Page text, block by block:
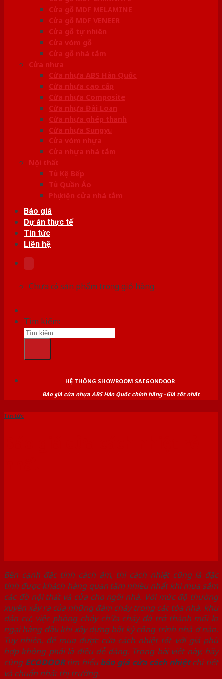
Cửa gỗ MDF MELAMINE
Cửa gỗ MDF VENEER
Cửa gỗ tự nhiên
Cửa vòm gỗ
Cửa gỗ nhà tắm
Cửa nhựa
Cửa nhựa ABS Hàn Quốc
Cửa nhựa cao cấp
Cửa nhựa Composite
Cửa nhựa Đài Loan
Cửa nhựa ghép thanh
Cửa nhựa Sungyu
Cửa vòm nhựa
Cửa nhựa nhà tắm
Nội thất
Tủ Kệ Bếp
Tủ Quần Áo
Phụ kiện cửa nhà tắm
Báo giá
Dự án thực tế
Tin tức
Liên hệ
Chưa có sản phẩm trong giỏ hàng.
Tìm kiếm:
HỆ THỐNG SHOWROOM SAIGONDOOR
Báo giá cửa nhựa ABS Hàn Quốc chính hãng - Giá tốt nhất
Tin tức
Bên cạnh đặc tính cách âm, thì cách nhiệt cũng là đặc
tính được khách hàng quan tâm nhiều nhất khi mua sắm
các đồ nội thất và cửa cho ngôi nhà. Với mức độ thường
xuyên xảy ra của những đám cháy trong các tòa nhà, khu
dân cư, việc phòng cháy chữa cháy đã trở thành mối lo
ngại hàng đầu khi xây dựng bất kỳ công trình nhà ở nào.
Tuy nhiên, để mua được cửa cách nhiệt tốt với giá phù
hợp không phải là điều dễ dàng. Trong bài viết này, hãy
cùng ECODOORtìm hiểubáo giá cửa cách nhiệtchi tiết
và chuẩn nhất thị trường.